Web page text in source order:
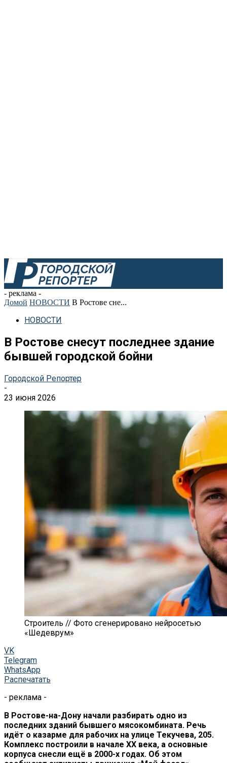
- реклама -
Домой НОВОСТИ В Ростове сне...
НОВОСТИ
В Ростове снесут последнее здание
бывшей городской бойни
Городской Репортер
-
23 июня 2026
Строитель // Фото сгенерировано нейросетью
«Шедеврум»
VK
Telegram
WhatsApp
Распечатать
- реклама -
В Ростове-на-Дону начали разбирать одно из
последних зданий бывшего мясокомбината. Речь
идёт о казарме для рабочих на улице Текучева, 205.
Комплекс построили в начале XX века, а основные
корпуса снесли ещё в 2000-х годах. Об этом